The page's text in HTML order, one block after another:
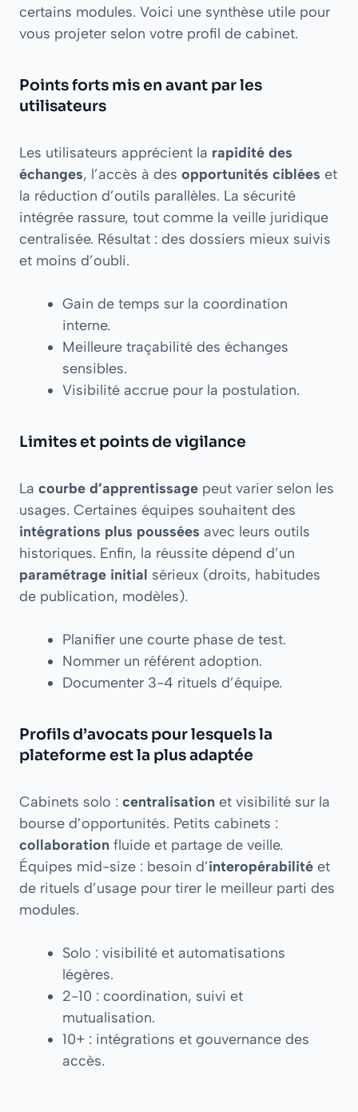
certains modules. Voici une synthèse utile pour
vous projeter selon votre profil de cabinet.
Points forts mis en avant par les
utilisateurs
Les utilisateurs apprécient la rapidité des
échanges, l’accès à des opportunités ciblées et
la réduction d’outils parallèles. La sécurité
intégrée rassure, tout comme la veille juridique
centralisée. Résultat : des dossiers mieux suivis
et moins d’oubli.
Gain de temps sur la coordination
interne.
Meilleure traçabilité des échanges
sensibles.
Visibilité accrue pour la postulation.
Limites et points de vigilance
La courbe d’apprentissage peut varier selon les
usages. Certaines équipes souhaitent des
intégrations plus poussées avec leurs outils
historiques. Enfin, la réussite dépend d’un
paramétrage initial sérieux (droits, habitudes
de publication, modèles).
Planifier une courte phase de test.
Nommer un référent adoption.
Documenter 3-4 rituels d’équipe.
Profils d’avocats pour lesquels la
plateforme est la plus adaptée
Cabinets solo : centralisation et visibilité sur la
bourse d’opportunités. Petits cabinets :
collaboration fluide et partage de veille.
Équipes mid-size : besoin d’interopérabilité et
de rituels d’usage pour tirer le meilleur parti des
modules.
Solo : visibilité et automatisations
légères.
2-10 : coordination, suivi et
mutualisation.
10+ : intégrations et gouvernance des
accès.